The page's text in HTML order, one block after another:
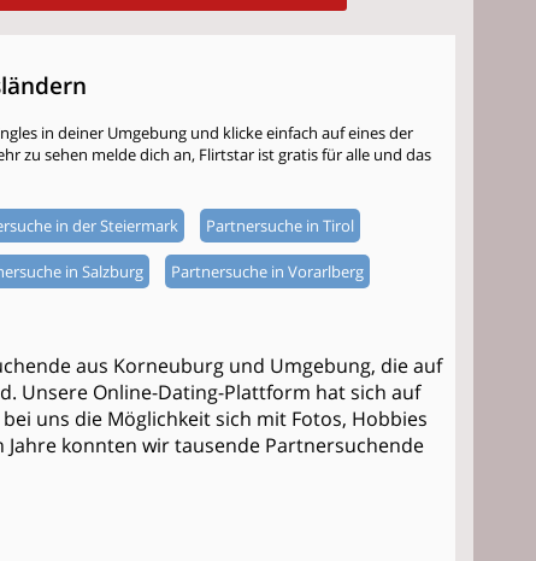
in deiner Umgebung und klicke einfach auf eines der
zu sehen melde dich an, Flirtstar ist gratis für alle und das
in der Steiermark Partnersuche in Tirol
in Salzburg Partnersuche in Vorarlberg
aus Korneuburg und Umgebung, die auf
Unsere Online-Dating-Plattform hat sich auf
uns die Möglichkeit sich mit Fotos, Hobbies
konnten wir tausende Partnersuchende